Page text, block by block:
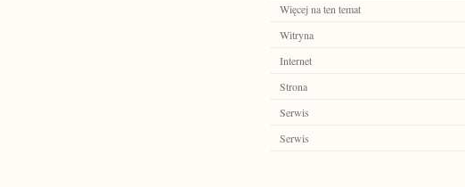
Więcej na ten temat
Witryna
Internet
Strona
Serwis
Serwis